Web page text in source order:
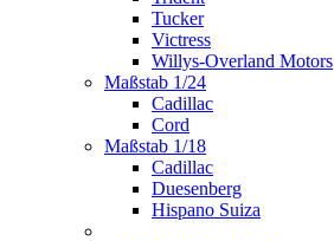
Tucker
Victress
Willys-Overland Motors
Maßstab 1/24
Cadillac
Cord
Maßstab 1/18
Cadillac
Duesenberg
Hispano Suiza